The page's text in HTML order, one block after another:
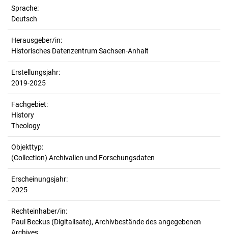
Sprache:
Deutsch
Herausgeber/in:
Historisches Datenzentrum Sachsen-Anhalt
Erstellungsjahr:
2019-2025
Fachgebiet:
History
Theology
Objekttyp:
(Collection) Archivalien und Forschungsdaten
Erscheinungsjahr:
2025
Rechteinhaber/in:
Paul Beckus (Digitalisate), Archivbestände des angegebenen